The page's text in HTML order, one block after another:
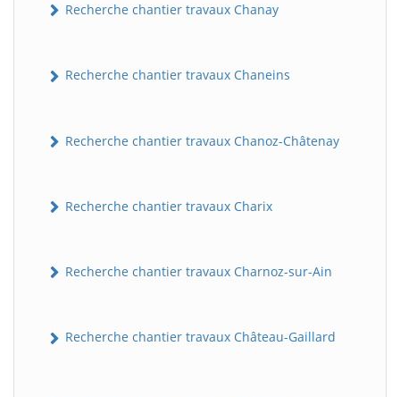
Recherche chantier travaux Chanay
Recherche chantier travaux Chaneins
Recherche chantier travaux Chanoz-Châtenay
Recherche chantier travaux Charix
Recherche chantier travaux Charnoz-sur-Ain
Recherche chantier travaux Château-Gaillard